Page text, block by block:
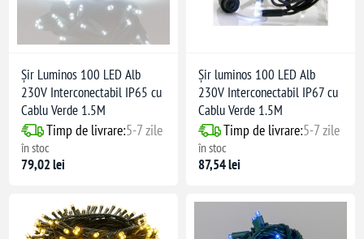
Șir Luminos 100 LED Alb
230V Interconectabil IP65 cu
Cablu Verde 1.5M
Timp de livrare:5-7 zile
în stoc
79,02 lei
Șir luminos 100 LED Alb
230V Interconectabil IP67 cu
Cablu Verde 1.5M
Timp de livrare:5-7 zile
în stoc
87,54 lei